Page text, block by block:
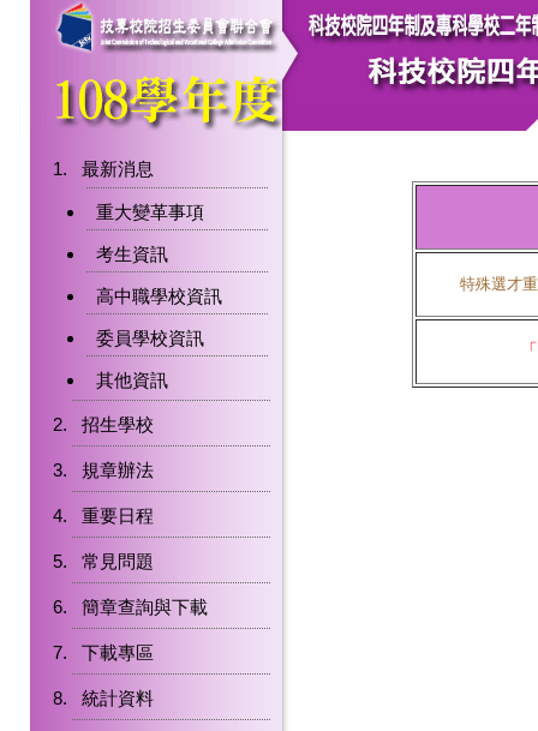
最新消息
重大變革事項
考生資訊
高中職學校資訊
委員學校資訊
其他資訊
招生學校
規章辦法
重要日程
常見問題
簡章查詢與下載
下載專區
統計資料
特殊選才